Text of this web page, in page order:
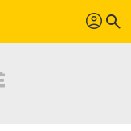
profil search